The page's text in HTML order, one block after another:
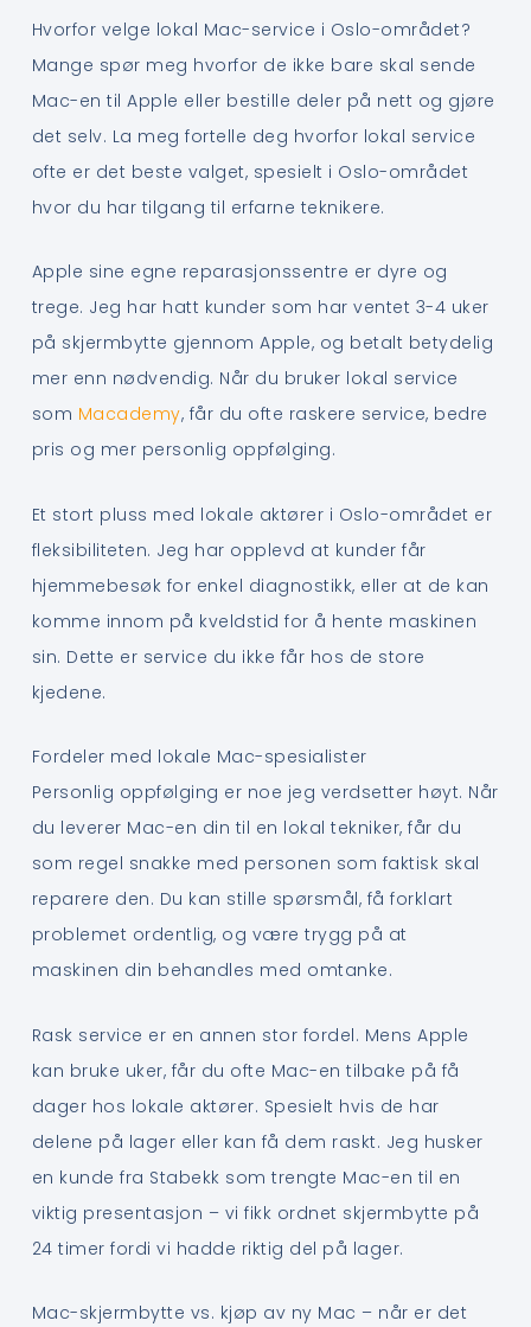
Hvorfor velge lokal Mac-service i Oslo-området?
Mange spør meg hvorfor de ikke bare skal sende
Mac-en til Apple eller bestille deler på nett og gjøre
det selv. La meg fortelle deg hvorfor lokal service
ofte er det beste valget, spesielt i Oslo-området
hvor du har tilgang til erfarne teknikere.
Apple sine egne reparasjonssentre er dyre og
trege. Jeg har hatt kunder som har ventet 3-4 uker
på skjermbytte gjennom Apple, og betalt betydelig
mer enn nødvendig. Når du bruker lokal service
som Macademy, får du ofte raskere service, bedre
pris og mer personlig oppfølging.
Et stort pluss med lokale aktører i Oslo-området er
fleksibiliteten. Jeg har opplevd at kunder får
hjemmebesøk for enkel diagnostikk, eller at de kan
komme innom på kveldstid for å hente maskinen
sin. Dette er service du ikke får hos de store
kjedene.
Fordeler med lokale Mac-spesialister
Personlig oppfølging er noe jeg verdsetter høyt. Når
du leverer Mac-en din til en lokal tekniker, får du
som regel snakke med personen som faktisk skal
reparere den. Du kan stille spørsmål, få forklart
problemet ordentlig, og være trygg på at
maskinen din behandles med omtanke.
Rask service er en annen stor fordel. Mens Apple
kan bruke uker, får du ofte Mac-en tilbake på få
dager hos lokale aktører. Spesielt hvis de har
delene på lager eller kan få dem raskt. Jeg husker
en kunde fra Stabekk som trengte Mac-en til en
viktig presentasjon – vi fikk ordnet skjermbytte på
24 timer fordi vi hadde riktig del på lager.
Mac-skjermbytte vs. kjøp av ny Mac – når er det